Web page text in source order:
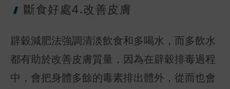
斷食好處4.改善皮膚
辟穀減肥法強調清淡飲食和多喝水，而多飲水
都有助於改善皮膚質量，因為在辟穀排毒過程
中，會把身體多餘的毒素排出體外，從而也會